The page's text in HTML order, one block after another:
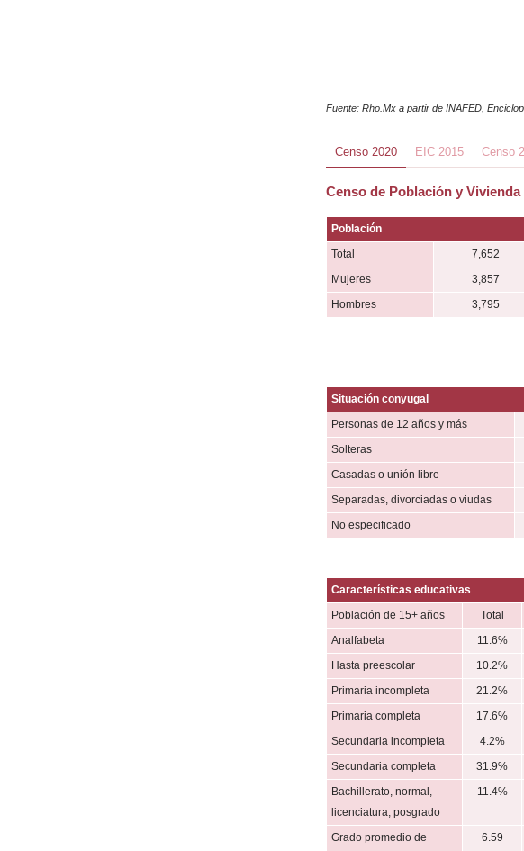
Fuente: Rho.Mx a partir de INAFED,
Censo 2020 EIC 2015 Censo
Censo de Población y Vivienda
Población
Total
7,652
Mujeres
3,857
Hombres
3,795
Situación conyugal
Personas de 12 años y más
Solteras
Casadas o unión libre
Separadas, divorciadas o viudas
No especificado
Características educativas
Población de 15+ años
Total
Analfabeta
11.6%
Hasta preescolar
10.2%
Primaria incompleta
21.2%
Primaria completa
17.6%
Secundaria incompleta
4.2%
Secundaria completa
31.9%
Bachillerato, normal,
licenciatura, posgrado
11.4%
Grado promedio de
6.59